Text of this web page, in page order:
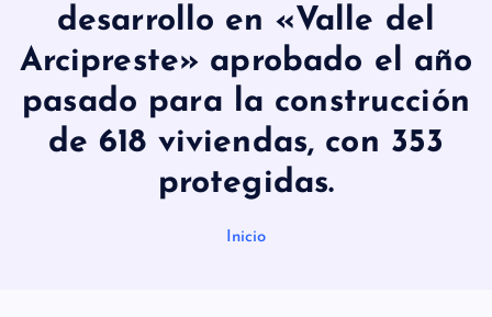
desarrollo en «Valle del
Arcipreste» aprobado el año
pasado para la construcción
de 618 viviendas, con 353
protegidas.
Inicio